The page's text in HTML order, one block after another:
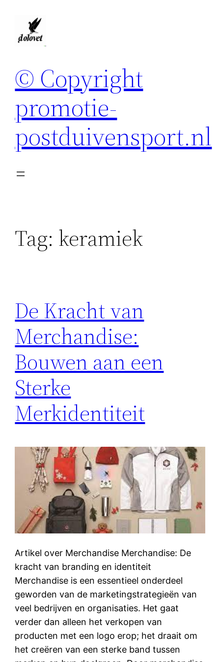
© Copyright
promotie-
postduivensport.nl
Tag: keramiek
De Kracht van
Merchandise:
Bouwen aan een
Sterke
Merkidentiteit
Artikel over Merchandise Merchandise: De
kracht van branding en identiteit
Merchandise is een essentieel onderdeel
geworden van de marketingstrategieën van
veel bedrijven en organisaties. Het gaat
verder dan alleen het verkopen van
producten met een logo erop; het draait om
het creëren van een sterke band tussen